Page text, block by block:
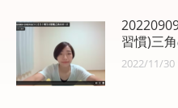
習慣)三
2022/11/30